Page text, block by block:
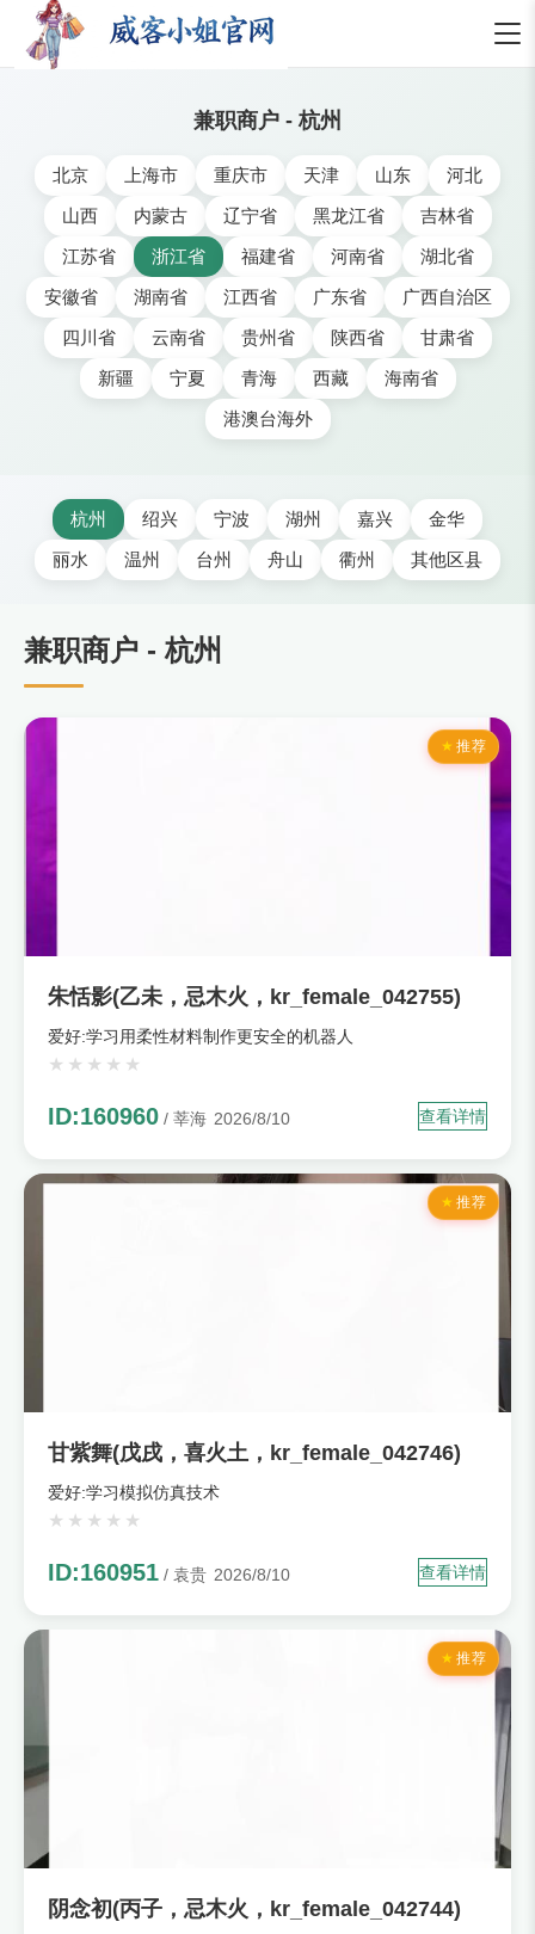
兼职商户 - 杭州
北京 上海市 重庆市 天津 山东
河北
山西
内蒙古 辽宁省 黑龙江省
吉林省
江苏省
浙江省 福建省 河南省
湖北省
安徽省
湖南省 江西省 广东省
广西自治区
四川省
云南省 贵州省 陕西省
甘肃省
新疆
宁夏 青海 西藏
海南省
港澳台海外
杭州 绍兴 宁波 湖州 嘉兴
金华
丽水
温州 台州 舟山 衢州 其他区县
兼职商户 - 杭州
推荐
朱恬影(乙未，忌木火，kr_female_042755)
爱好:学习用柔性材料制作更安全的机器人
ID:160960 / 莘海 2026/8/10 查看详情
推荐
甘紫舞(戊戌，喜火土，kr_female_042746)
爱好:学习模拟仿真技术
ID:160951 / 袁贵 2026/8/10 查看详情
推荐
阴念初(丙子，忌木火，kr_female_042744)